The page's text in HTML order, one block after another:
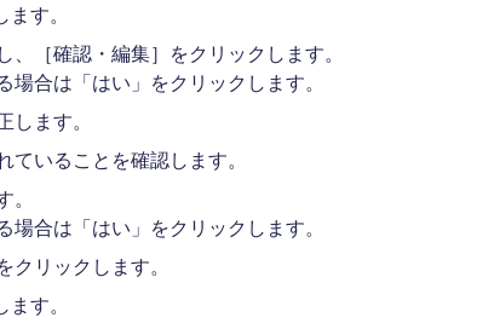
す。
［確認・編集］をクリックします。
場合は「はい」をクリックします。
します。
ていることを確認します。
場合は「はい」をクリックします。
リックします。
す。